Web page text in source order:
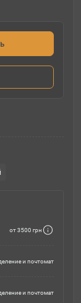
от 3500 грн
и почтомат
и почтомат